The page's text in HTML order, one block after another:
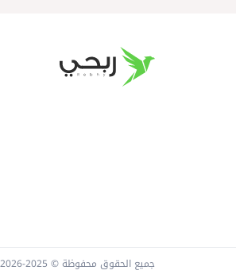
جميع الحقوق محفوظة © 2025-2026 منصة ربحي